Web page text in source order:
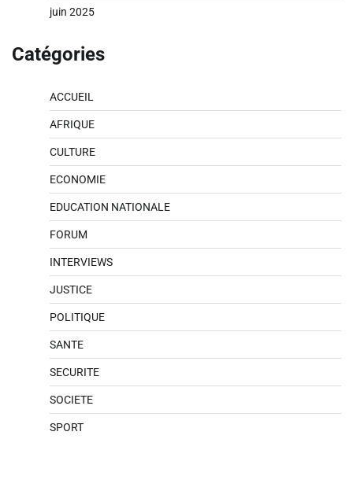
juin 2025
Catégories
ACCUEIL
AFRIQUE
CULTURE
ECONOMIE
EDUCATION NATIONALE
FORUM
INTERVIEWS
JUSTICE
POLITIQUE
SANTE
SECURITE
SOCIETE
SPORT